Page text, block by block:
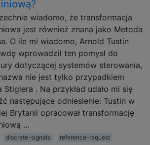
wiadomo, że transformacja
jest również znana jako Metoda
O ile mi wiadomo, Arnold Tustin
wprowadził ten pomysł do
dotyczącej systemów sterowania,
nie jest tylko przypadkiem
Stiglera . Na przykład udało mi się
następujące odniesienie: Tustin w
Brytanii opracował transformację
…
discrete-signals
reference-request